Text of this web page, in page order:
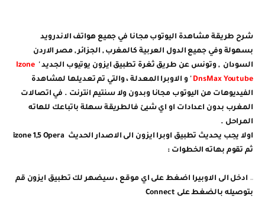
شرح طريقة مشاهدة اليوتوب مجانا في جميع هواتف الاندرويد
بسهولة وفي جميع الدول العربية كالمغرب , الجزائر , مصر الاردن
السودان , وتونس عن طريق ثغرة تطبيق ايزون يوتيوب الجديد'
Izone
DnsMax Youtube ' و الاوبرا المعدلة ، والتي تم تعديلها لمشاهدة
الفيديوهات من اليوتوب مجانا وبدون ولا سنتيم انترنت . في اتصالات
المغرب بدون اعدادات او اي شيئ فالطريقة سهلة باتباعك للهاته
المراحل .
اولا يجب يحديث تطبيق اوبرا ايزون الى الاصدار الحديث izone 1,5 Opera
ثم تقوم بهاته الخطوات :
ادخل الى الاوبيرا اضغط على اي موقع ، سيضهر لك تطبيق ايزون قم
بتوصيله بالضغط على Connect